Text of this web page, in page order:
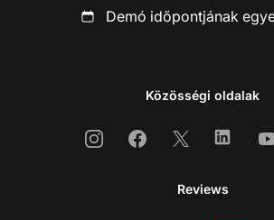
Demó időpontjának
Közösségi oldalak
InstagramFacebook
X
Reviews